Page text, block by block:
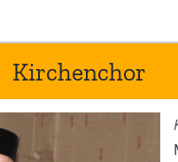
Kirchenchor